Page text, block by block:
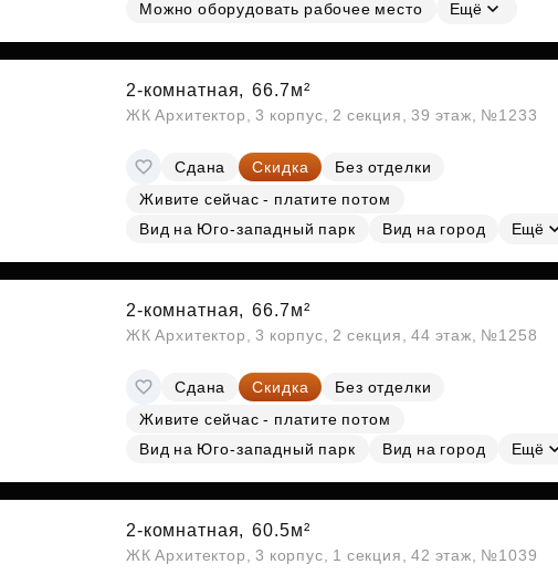
СубсидииМожно оборудовать рабочее место
Ещё
2-комнатная, 66.7м²
ЖК Архитектор, 3 корпус, 2 секция, 39 этаж, №1233
Сдана Скидка
Без отделки
Живите сейчас - платите потом
Вид на Юго-западный парк
Вид на город Ещё
2-комнатная, 66.7м²
ЖК Архитектор, 3 корпус, 2 секция, 44 этаж, №1258
Сдана Скидка
Без отделки
Живите сейчас - платите потом
Вид на Юго-западный парк
Вид на город Ещё
2-комнатная, 60.5м²
ЖК Архитектор, 3 корпус, 1 секция, 42 этаж, №1039